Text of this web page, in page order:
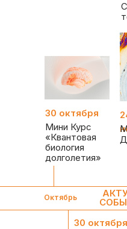
Октябрь
30 октября
30 октября
Мини Курс
«Квантовая
биология
долголетия»